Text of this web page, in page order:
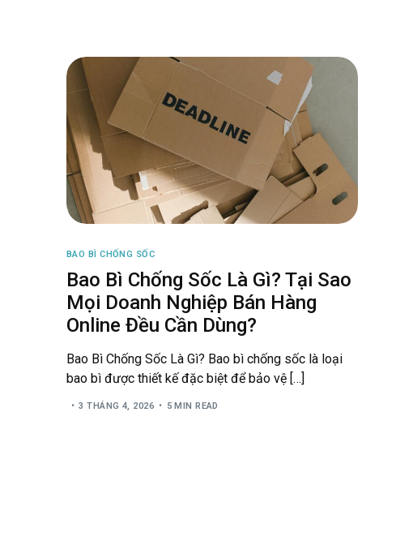
BAO BÌ CHỐNG SỐC
Bao Bì Chống Sốc Là Gì? Tại Sao
Mọi Doanh Nghiệp Bán Hàng
Online Đều Cần Dùng?
Bao Bì Chống Sốc Là Gì? Bao bì chống sốc là loại
bao bì được thiết kế đặc biệt để bảo vệ […]
3 THÁNG 4, 2026 5 MIN READ